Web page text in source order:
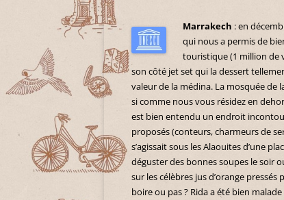
Marrakech : en
qui nous a permis de
touristique (1 million de
son côté jet set qui la dessert
valeur de la médina. La mosquée de
si comme nous vous résidez en
est bien entendu un endroit
proposés (conteurs, charmeurs de
s’agissait sous les Alaouites d’une
déguster des bonnes soupes le soir
sur les célèbres jus d’orange
boire ou pas ? Rida a été bien